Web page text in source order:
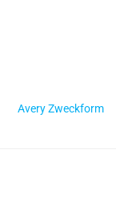
Avery Zweckform